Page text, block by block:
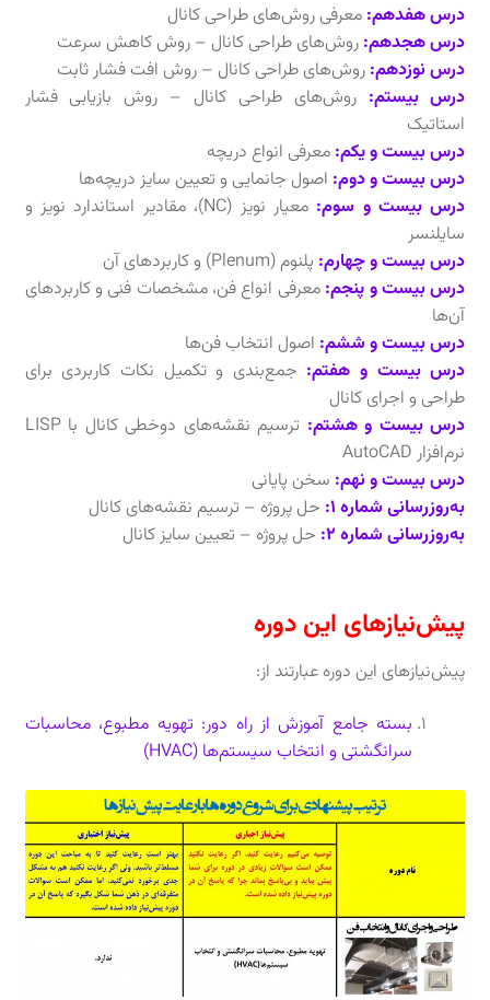
درس هفدهم: معرفی روش‌های طراحی کانال
درس هجدهم: روش‌های طراحی کانال – روش کاهش سرعت
درس نوزدهم: روش‌های طراحی کانال – روش افت فشار ثابت
درس بیستم: روش‌های طراحی کانال – روش بازیابی فشار
استاتیک
درس بیست و یکم: معرفی انواع دریچه
درس بیست و دوم: اصول جانمایی و تعیین سایز دریچه‌ها
درس بیست و سوم:
معیار نویز (NC)، مقادیر استاندارد نویز و
سایلنسر
درس بیست و چهارم: پلنوم (Plenum) و کاربردهای آن
درس بیست و پنجم: معرفی انواع فن، مشخصات فنی و کاربردهای
آن‌ها
درس بیست و ششم: اصول انتخاب فن‌ها
درس بیست و هفتم: جمع‌بندی و تکمیل نکات کاربردی برای
طراحی و اجرای کانال
درس بیست و هشتم:
ترسیم نقشه‌های دوخطی کانال با LISP
نرم‌افزار AutoCAD
درس بیست و نهم: سخن پایانی
به‌روزرسانی شماره 1:
حل پروژه – ترسیم نقشه‌های کانال
به‌روزرسانی شماره 2:
حل پروژه – تعیین سایز کانال
پیش‌نیازهای این دوره
پیش‌نیاز‌های این دوره عبارتند از:
بسته جامع آموزش از راه دور: تهویه مطبوع، محاسبات
سرانگشتی و انتخاب سیستم‌ها (HVAC)